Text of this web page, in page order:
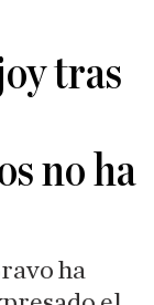
tras
no ha
ha